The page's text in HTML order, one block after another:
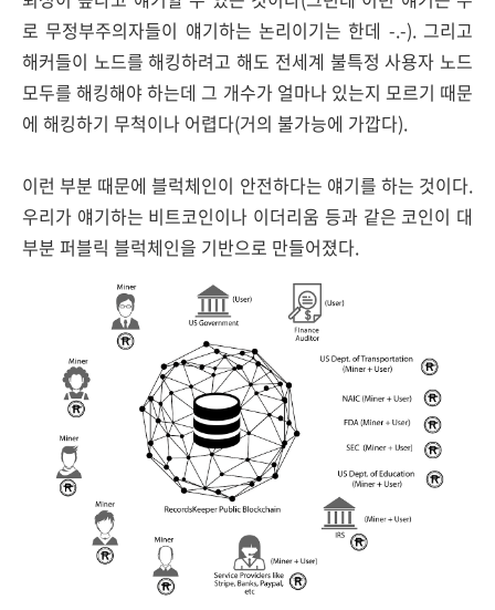
로 무정부주의자들이 얘기하는 논리이기는 한데 -.-). 그리고
해커들이 노드를 해킹하려고 해도 전세계 불특정 사용자 노드
모두를 해킹해야 하는데 그 개수가 얼마나 있는지 모르기 때문
에 해킹하기 무척이나 어렵다(거의 불가능에 가깝다).
이런 부분 때문에 블럭체인이 안전하다는 얘기를 하는 것이다.
우리가 얘기하는 비트코인이나 이더리움 등과 같은 코인이 대
부분 퍼블릭 블럭체인을 기반으로 만들어졌다.